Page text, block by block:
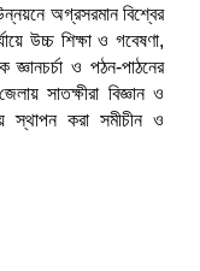
অগ্রসরমান বিশ্বের
উচ্চ শিক্ষা ও গবেষণা,
ও পঠন-পাঠনের
সাতক্ষীরা বিজ্ঞান ও
স্থাপন করা সমীচীন ও